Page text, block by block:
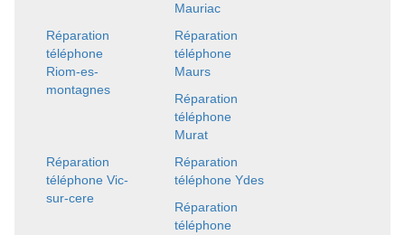
Mauriac
Réparation
téléphone
Riom-es-
montagnes
Réparation
téléphone
Maurs
Réparation
téléphone
Murat
Réparation
téléphone Vic-
sur-cere
Réparation
téléphone Ydes
Réparation
téléphone